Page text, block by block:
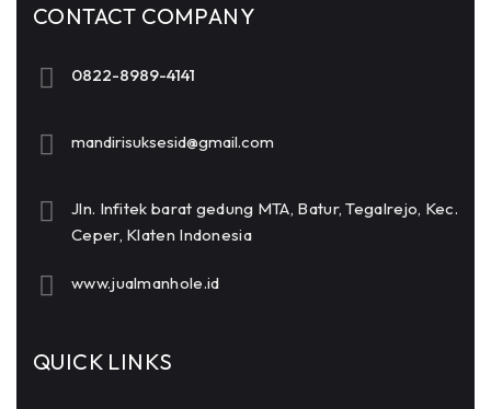
CONTACT COMPANY
0822-8989-4141
mandirisuksesid@gmail.com
Jln. Infitek barat gedung MTA, Batur, Tegalrejo, Kec.
Ceper, Klaten Indonesia
www.jualmanhole.id
QUICK LINKS